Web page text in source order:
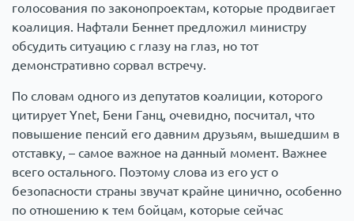
голосования по законопроектам, которые продвигает
коалиция. Нафтали Беннет предложил министру
обсудить ситуацию с глазу на глаз, но тот
демонстративно сорвал встречу.
По словам одного из депутатов коалиции, которого
цитирует Ynet, Бени Ганц, очевидно, посчитал, что
повышение пенсий его давним друзьям, вышедшим в
отставку, – самое важное на данный момент. Важнее
всего остального. Поэтому слова из его уст о
безопасности страны звучат крайне цинично, особенно
по отношению к тем бойцам, которые сейчас